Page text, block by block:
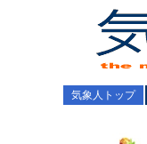
気象人トップ